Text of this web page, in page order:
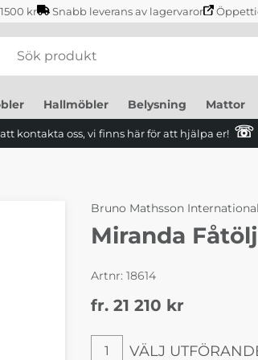
kr Snabb leverans av lagervaror
Hallmöbler Belysning Mattor
kontakta oss, vi finns här för att hjälpa er! ☏
Bruno Mathsson International
Miranda
Artnr: 18614
fr. 21 210 kr
1 VÄLJ